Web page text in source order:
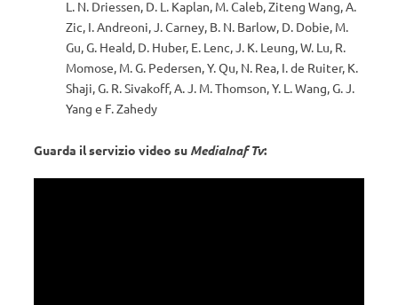
L. N. Driessen, D. L. Kaplan, M. Caleb, Ziteng Wang, A.
Zic, I. Andreoni, J. Carney, B. N. Barlow, D. Dobie, M.
Gu, G. Heald, D. Huber, E. Lenc, J. K. Leung, W. Lu, R.
Momose, M. G. Pedersen, Y. Qu, N. Rea, I. de Ruiter, K.
Shaji, G. R. Sivakoff, A. J. M. Thomson, Y. L. Wang, G. J.
Yang e F. Zahedy
Guarda il servizio video su MediaInaf Tv: